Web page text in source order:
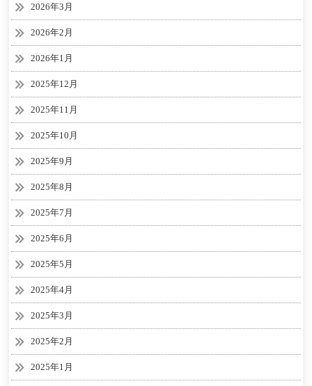
2026年3月
2026年2月
2026年1月
2025年12月
2025年11月
2025年10月
2025年9月
2025年8月
2025年7月
2025年6月
2025年5月
2025年4月
2025年3月
2025年2月
2025年1月